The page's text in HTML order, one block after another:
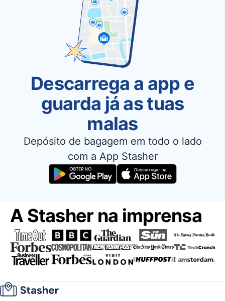
Descarrega a app e
guarda já as tuas
malas
Depósito de bagagem em todo o lado
com a App Stasher
A Stasher na imprensa